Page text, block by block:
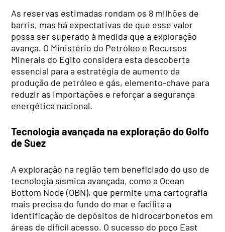
As reservas estimadas rondam os 8 milhões de
barris, mas há expectativas de que esse valor
possa ser superado à medida que a exploração
avança. O Ministério do Petróleo e Recursos
Minerais do Egito considera esta descoberta
essencial para a estratégia de aumento da
produção de petróleo e gás, elemento-chave para
reduzir as importações e reforçar a segurança
energética nacional.
Tecnologia avançada na exploração do Golfo
de Suez
A exploração na região tem beneficiado do uso de
tecnologia sísmica avançada, como a Ocean
Bottom Node (OBN), que permite uma cartografia
mais precisa do fundo do mar e facilita a
identificação de depósitos de hidrocarbonetos em
áreas de difícil acesso. O sucesso do poço East